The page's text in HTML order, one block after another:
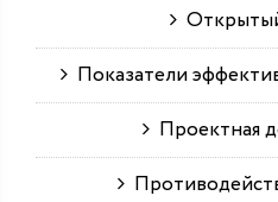
Показатели
Проектная